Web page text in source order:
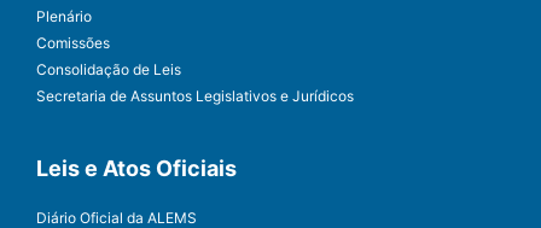
Plenário
Comissões
Consolidação de Leis
Secretaria de Assuntos Legislativos e Jurídicos
Leis e Atos Oficiais
Diário Oficial da ALEMS